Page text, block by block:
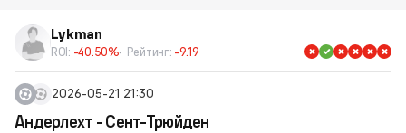
Lykman
ROI: -40.50% Рейтинг: -9.19
2026-05-21 21:30
Андерлехт - Сент-Трюйден